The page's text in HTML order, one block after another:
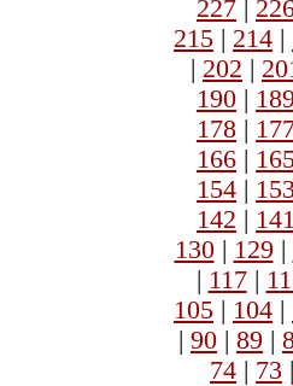
227 |
215 | 214 |
| 202 |
190 |
178 |
166 |
154 |
142 |
130| 129 |
| 117|
105 | 104 |
| 90 | 89 |
74 | 73